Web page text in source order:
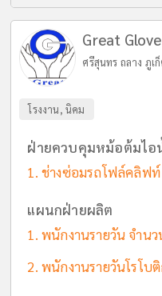
Great
ศรีสุนทร ถลาง ภูเ
โรงงาน, นิคม
ฝ่ายควบคุมหม้อต้มไอ
ช่างซ่อมรถโฟล์คลิฟท์
แผนกฝ่ายผลิต
พนักงานรายวัน จำน
พนักงานรายวันโรโบ